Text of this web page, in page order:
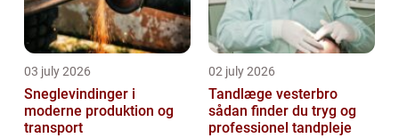
03 july 2026
Sneglevindinger i
moderne produktion og
transport
02 july 2026
Tandlæge vesterbro
sådan finder du tryg og
professionel tandpleje